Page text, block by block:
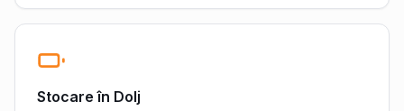
Stocare în Dolj